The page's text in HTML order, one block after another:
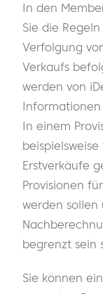
In den
Sie die
Verfolgung
Verkaufs
werden von
In einem
Erstverkäufe
Provisionen
werden sollen
begrenzt sein
Sie können